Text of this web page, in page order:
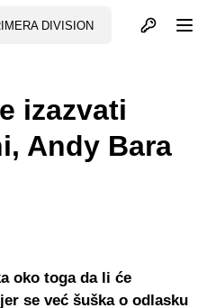
DIVISION Otvori profil
izazvati
Andy Bara
oko toga da li će
se već šuška o odlasku